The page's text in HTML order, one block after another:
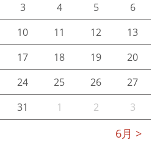
6月 >
3 4 5
6
10 11 12
13
17 18 19
20
24 25 26
27
31 1 2 3